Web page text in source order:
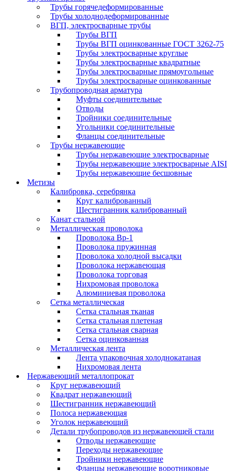
Трубы горячедеформированные
Трубы холоднодеформированные
ВГП, электросварные трубы
Трубы ВГП
Трубы ВГП оцинкованные ГОСТ 3262-75
Трубы электросварные круглые
Трубы электросварные квадратные
Трубы электросварные прямоугольные
Трубы электросварные оцинкованные
Трубопроводная арматура
Муфты соединительные
Отводы
Тройники соединительные
Угольники соединительные
Фланцы соединительные
Трубы нержавеющие
Трубы нержавеющие электросварные
Трубы нержавеющие электросварные AISI
Трубы нержавеющие бесшовные
Метизы
Калибровка, серебрянка
Круг калиброванный
Шестигранник калиброванный
Канат стальной
Металлическая проволока
Проволока Вр-1
Проволока пружинная
Проволока холодной высадки
Проволока нержавеющая
Проволока торговая
Нихромовая проволока
Алюминиевая проволока
Сетка металлическая
Сетка стальная тканая
Сетка стальная плетеная
Сетка стальная сварная
Сетка оцинкованная
Металлическая лента
Лента упаковочная холоднокатаная
Нихромовая лента
Нержавеющий металлопрокат
Круг нержавеющий
Квадрат нержавеющий
Шестигранник нержавеющий
Полоса нержавеющая
Уголок нержавеющий
Детали трубопроводов из нержавеющей стали
Отводы нержавеющие
Переходы нержавеющие
Тройники нержавеющие
Фланцы нержавеющие воротниковые